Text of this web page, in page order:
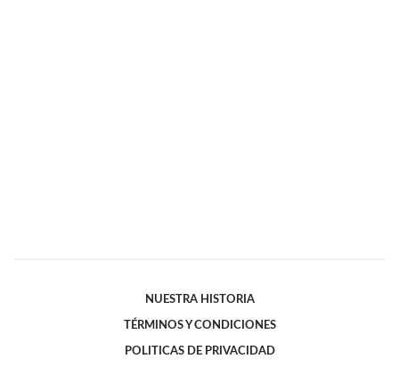
NUESTRA HISTORIA
TÉRMINOS Y CONDICIONES
POLITICAS DE PRIVACIDAD